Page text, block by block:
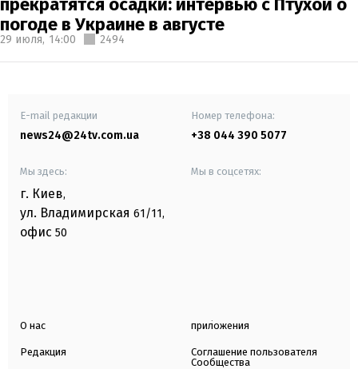
погоде в Украине в августе
29 июля, 14:00 2494
E-mail редакции
news24@24tv.com.ua
Номер телефона:
+38 044 390 5077
Мы здесь:
г. Киев,
ул. Владимирская 61/11,
офис 50
Мы в соцсетях:
О нас
Редакция
приложения
Соглашение пользователя
Сообщества